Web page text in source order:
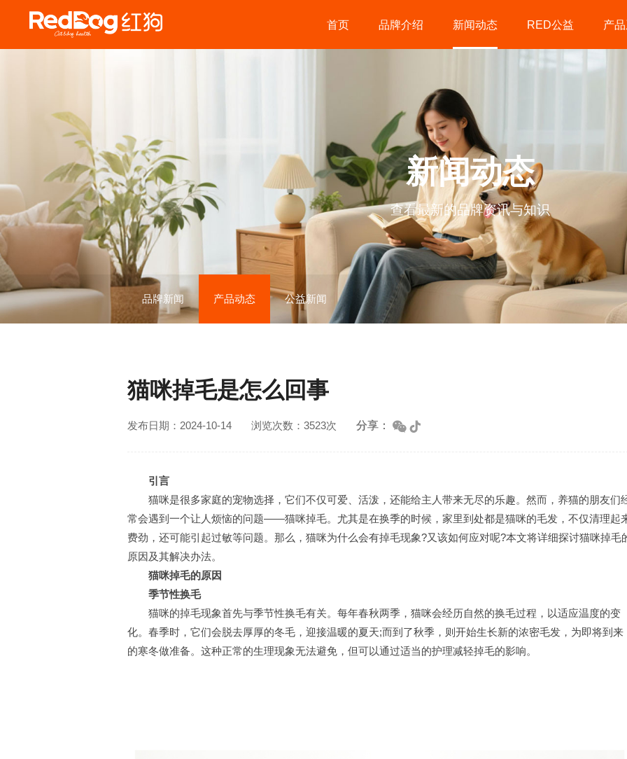
首页 品牌介绍 新闻动态 RED公益 产
新闻动态
查看最新的品牌资讯与知识
品牌新闻 产品动态 公益新闻
猫咪掉毛是怎么回事
发布日期：2024-10-14 浏览次数：3523次 分享：
引言
猫咪是很多家庭的宠物选择，它们不仅可爱、活泼，还能给主人带来无尽的乐趣。然而，养猫的朋友们
常会遇到一个让人烦恼的问题——猫咪掉毛。尤其是在换季的时候，家里到处都是猫咪的毛发，不仅清理起
费劲，还可能引起过敏等问题。那么，猫咪为什么会有掉毛现象?又该如何应对呢?本文将详细探讨猫咪掉毛
原因及其解决办法。
猫咪掉毛的原因
季节性换毛
猫咪的掉毛现象首先与季节性换毛有关。每年春秋两季，猫咪会经历自然的换毛过程，以适应温度的变
化。春季时，它们会脱去厚厚的冬毛，迎接温暖的夏天;而到了秋季，则开始生长新的浓密毛发，为即将到来
的寒冬做准备。这种正常的生理现象无法避免，但可以通过适当的护理减轻掉毛的影响。